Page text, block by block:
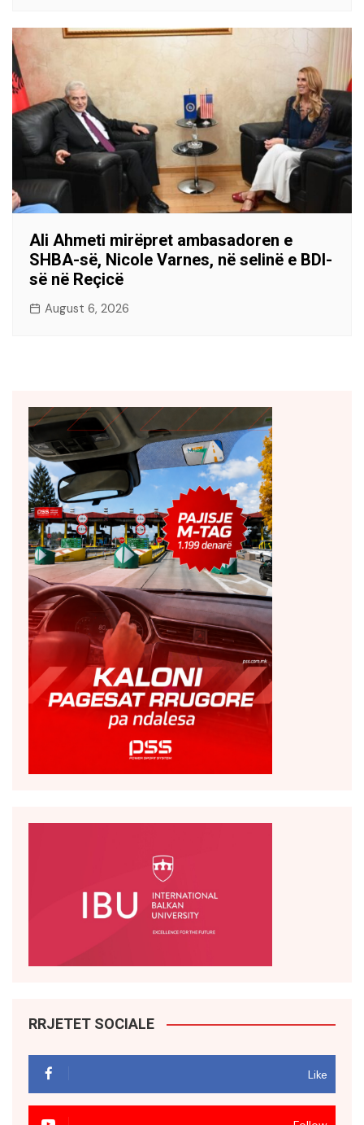
Ali Ahmeti mirëpret ambasadoren e
SHBA-së, Nicole Varnes, në selinë e BDI-
së në Reçicë
August 6, 2026
RRJETET SOCIALE
Like